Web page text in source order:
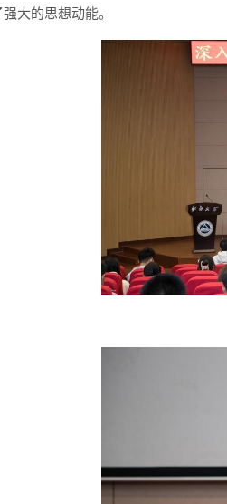
大的思想动能。